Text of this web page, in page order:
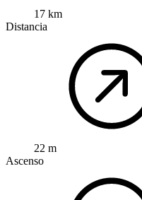
17 km
Distancia
22 m
Ascenso